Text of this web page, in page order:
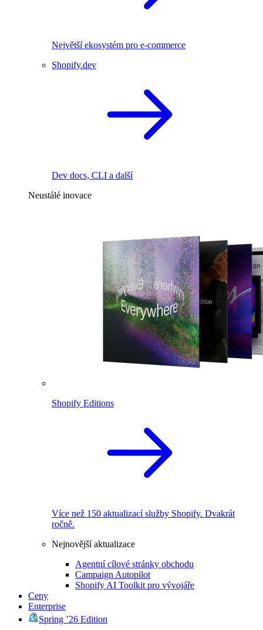
Největší ekosystém pro e-commerce
Shopify.dev
Dev docs, CLI a další
Neustálé inovace
Shopify Editions
Více než 150 aktualizací služby Shopify. Dvakrát
ročně.
Nejnovější aktualizace
Agentní cílové stránky obchodu
Campaign Autopilot
Shopify AI Toolkit pro vývojáře
Ceny
Enterprise
Spring ’26 Edition